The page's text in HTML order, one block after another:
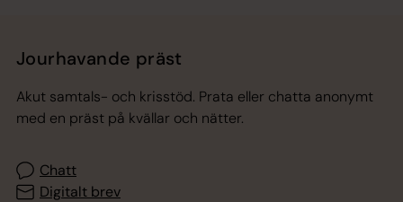
Jourhavande präst
Akut samtals- och krisstöd. Prata eller chatta anonymt
med en präst på kvällar och nätter.
Chatt
Digitalt brev